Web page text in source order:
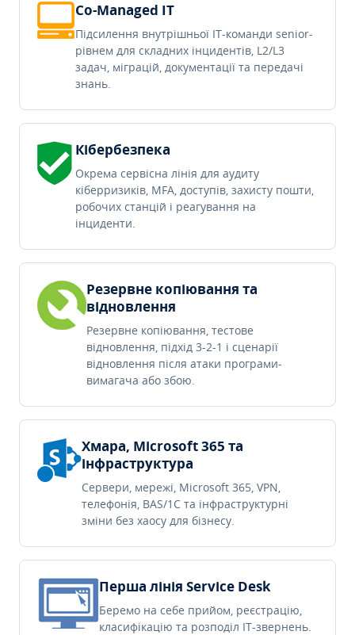
Co-Managed IT
Підсилення внутрішньої IT-команди senior-
рівнем для складних інцидентів, L2/L3
задач, міграцій, документації та передачі
знань.
Кібербезпека
Окрема сервісна лінія для аудиту
кіберризиків, MFA, доступів, захисту пошти,
робочих станцій і реагування на
інциденти.
Резервне копіювання та
відновлення
Резервне копіювання, тестове
відновлення, підхід 3-2-1 і сценарії
відновлення після атаки програми-
вимагача або збою.
Хмара, Microsoft 365 та
інфраструктура
Сервери, мережі, Microsoft 365, VPN,
телефонія, BAS/1C та інфраструктурні
зміни без хаосу для бізнесу.
Перша лінія Service Desk
Беремо на себе прийом, реєстрацію,
класифікацію та розподіл IT-звернень.